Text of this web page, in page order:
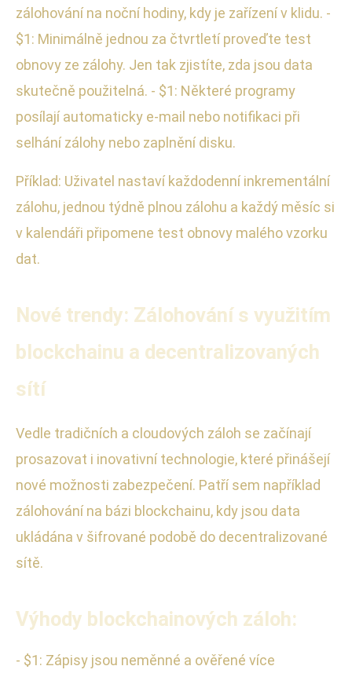
zálohování na noční hodiny, kdy je zařízení v klidu. -
$1: Minimálně jednou za čtvrtletí proveďte test
obnovy ze zálohy. Jen tak zjistíte, zda jsou data
skutečně použitelná. - $1: Některé programy
posílají automaticky e-mail nebo notifikaci při
selhání zálohy nebo zaplnění disku.
Příklad: Uživatel nastaví každodenní inkrementální
zálohu, jednou týdně plnou zálohu a každý měsíc si
v kalendáři připomene test obnovy malého vzorku
dat.
Nové trendy: Zálohování s využitím
blockchainu a decentralizovaných
sítí
Vedle tradičních a cloudových záloh se začínají
prosazovat i inovativní technologie, které přinášejí
nové možnosti zabezpečení. Patří sem například
zálohování na bázi blockchainu, kdy jsou data
ukládána v šifrované podobě do decentralizované
sítě.
Výhody blockchainových záloh:
- $1: Zápisy jsou neměnné a ověřené více